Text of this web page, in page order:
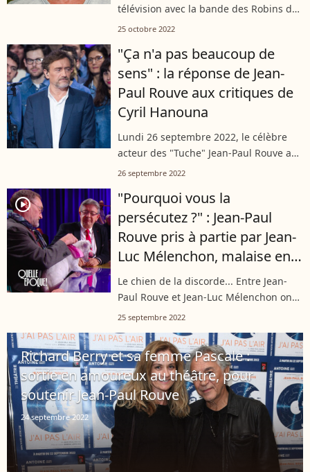
télévision avec la bande des Robins des
Bois, Jean-Paul Rouve, n'est pas
sa vie : à 55 ans, il parle...
25 octobre 2022
"Ça n'a pas beaucoup de
sens" : la réponse de Jean-
Paul Rouve aux critiques de
Cyril Hanouna
Lundi 26 septembre 2022, le célèbre
acteur des "Tuche" Jean-Paul Rouve a
répondu sur "France Inter" aux
concernant. Pour lui, tout cela n'a
"pas...
26 septembre 2022
player2
"Pourquoi vous la
persécutez ?" : Jean-Paul
Rouve pris à partie par Jean-
Luc Mélenchon, malaise en
direct
Le chien de la discorde... Entre Jean-
Paul Rouve et Jean-Luc Mélenchon on
ne peut pas dire que tout s'est bien
"Quelle époque !". Un pauvre Jack...
25 septembre 2022
Richard Berry et sa femme Pascale :
sortie en amoureux au théâtre, pour
soutenir Jean-Paul Rouve
24 septembre 2022